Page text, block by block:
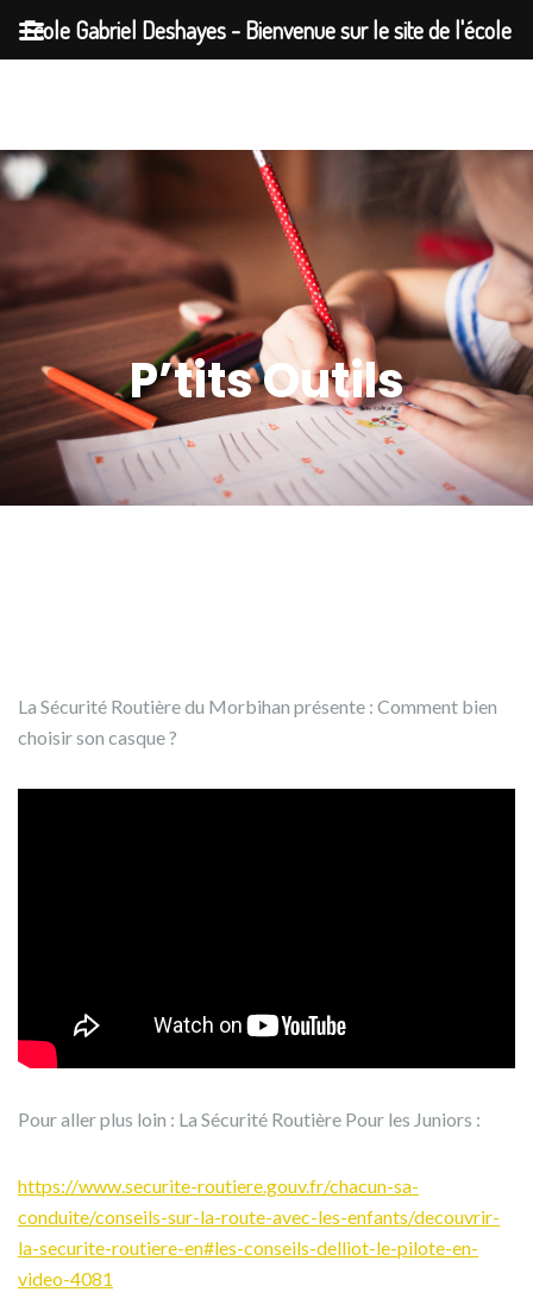
P’tits Outils
La Sécurité Routière du Morbihan présente : Comment bien
choisir son casque ?
Pour aller plus loin : La Sécurité Routière Pour les Juniors :
https://www.securite-routiere.gouv.fr/chacun-sa-
conduite/conseils-sur-la-route-avec-les-enfants/decouvrir-
la-securite-routiere-en#les-conseils-delliot-le-pilote-en-
video-4081
Ecole Gabriel Deshayes - Bienvenue sur le site de l'école